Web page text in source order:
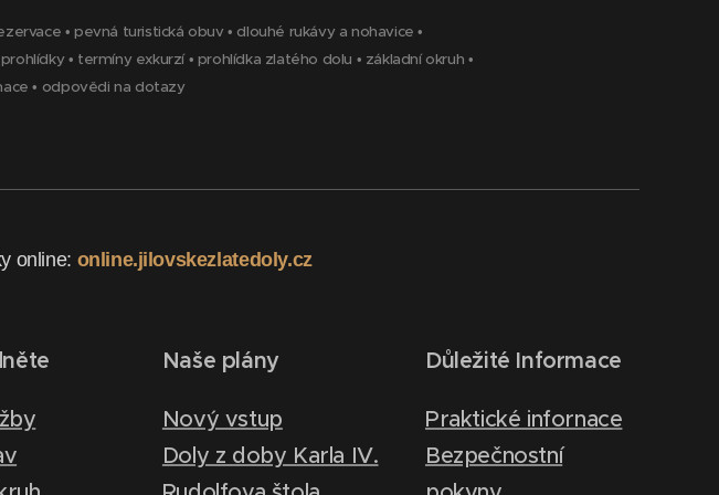
•pevná turistická obuv• dlouhé rukávy a nohavice •
• termíny exkurzí • prohlídka zlatého dolu • základní okruh •
• odpovědi na dotazy
online: online.jilovskezlatedoly.cz
Naše plány
Nový vstup
Doly z doby Karla IV.
Důležité Informace
Praktické infornace
Bezpečnostní